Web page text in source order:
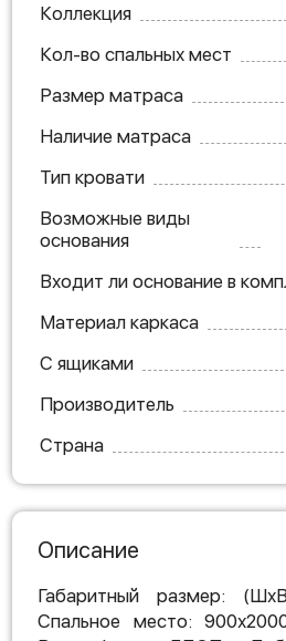
Коллекция
Кол-во спальных мест
Размер матраса
Наличие матраса
Тип кровати
Возможные виды
основания
Входит ли основание в
Материал каркаса
С ящиками
Производитель
Страна
Описание
Габаритный размер:
Спальное место: